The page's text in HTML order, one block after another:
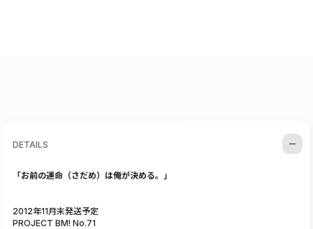
DETAILS
「お前の運命（さだめ）は俺が決める。」
2012年11月末発送予定
PROJECT BM! No.71